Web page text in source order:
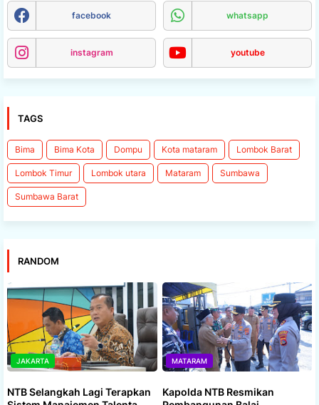
facebook whatsapp
instagram youtube
TAGS
Bima Bima Kota Dompu Kota mataram Lombok Barat
Lombok Timur Lombok utara Mataram Sumbawa
Sumbawa Barat
RANDOM
JAKARTA
NTB Selangkah Lagi Terapkan
MATARAM
Kapolda NTB Resmikan